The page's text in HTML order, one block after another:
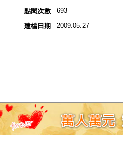
點閱次數
693
建檔日期 2009.05.27